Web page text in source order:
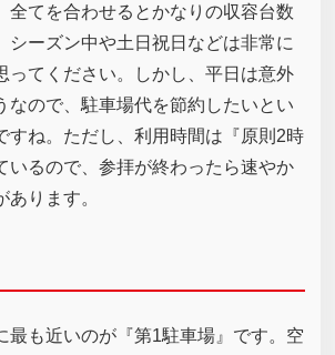
全てを合わせるとかなりの収容台数
シーズン中や土日祝日などは非常に
ってください。しかし、平日は意外
なので、駐車場代を節約したいとい
すね。ただし、利用時間は『原則2時
いるので、参拝が終わったら速やか
ります。
最も近いのが『第1駐車場』です。空